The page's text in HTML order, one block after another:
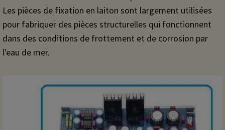
Les pièces de fixation en laiton sont largement utilisées
pour fabriquer des pièces structurelles qui fonctionnent
dans des conditions de frottement et de corrosion par
l'eau de mer.